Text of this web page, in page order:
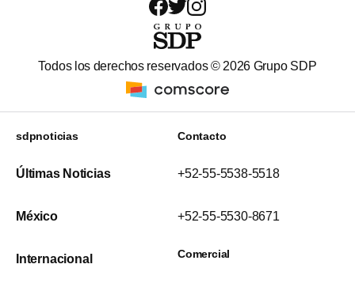
Todos los derechos reservados © 2026 Grupo SDP
sdpnoticias
Últimas Noticias
México
Internacional
Contacto
+52-55-5538-5518
+52-55-5530-8671
Comercial